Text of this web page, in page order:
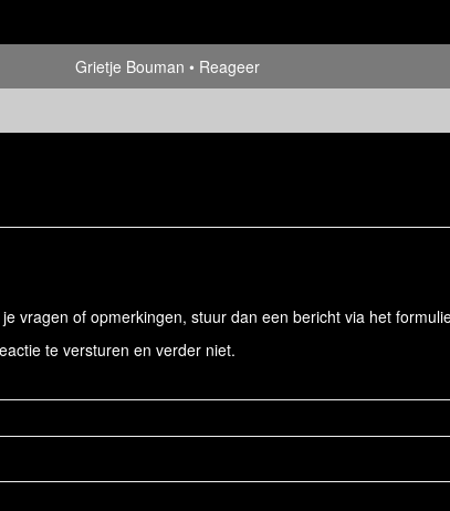
Grietje Bouman
Reageer
vragen of opmerkingen, stuur dan een bericht via het
te versturen en verder niet.